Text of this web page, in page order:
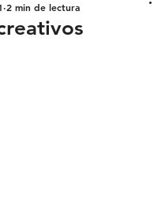
2 min de lectura